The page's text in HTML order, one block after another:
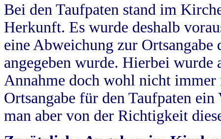
Bei den Taufpaten stand im
Herkunft. Es wurde deshalb
eine Abweichung zur
angegeben wurde. Hierbei wurde
Annahme doch wohl nicht
Ortsangabe für den Taufpaten
man aber von der Richtigkeit